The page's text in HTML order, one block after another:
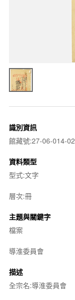
識別資訊
館藏號:27-06-014-02
資料類型
型式:文字
層次:冊
主題與關鍵字
檔案
導淮委員會
描述
全宗名:導淮委員會